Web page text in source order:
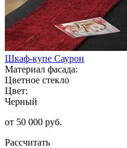
Шкаф-купе Саурон
Материал фасада:
Цветное стекло
Цвет:
Черный
от 50 000 руб.
Рассчитать